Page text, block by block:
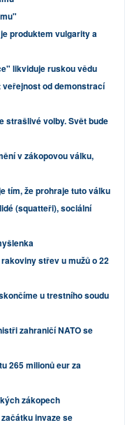
produktem vulgarity a
likviduje ruskou vědu
od demonstrací
strašlivé volby. Svět bude
v zákopovou válku,
tím, že prohraje tuto válku
(squatteři), sociální
střev u mužů o 22
u trestního soudu
zahraničí NATO se
265 milionů eur za
zákopech
invaze se